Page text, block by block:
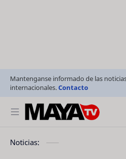
Mantenganse informado de las
internacionales.Contacto
Noticias: